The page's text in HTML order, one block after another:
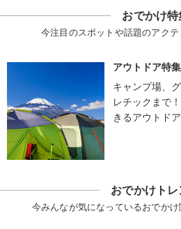
おでかけ特
今注目のスポットや話題のアク
アウトドア特集
キャンプ場、
レチックまで
きるアウトド
おでかけトレ
今みんなが気になっているおでかけ